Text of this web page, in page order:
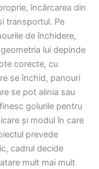
încărcarea din
transportul. Pe
de închidere,
lui depinde
corecte, cu
se închid, panouri
se pot alinia sau
golurile pentru
și modul în care
prevede
cadrul decide
mult mai mult